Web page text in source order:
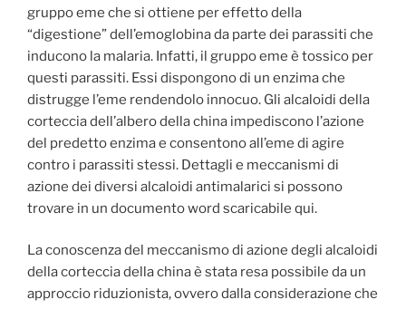
gruppo eme che si ottiene per effetto della
“digestione” dell’emoglobina da parte dei parassiti che
inducono la malaria. Infatti, il gruppo eme è tossico per
questi parassiti. Essi dispongono di un enzima che
distrugge l’eme rendendolo innocuo. Gli alcaloidi della
corteccia dell’albero della china impediscono l’azione
del predetto enzima e consentono all’eme di agire
contro i parassiti stessi. Dettagli e meccanismi di
azione dei diversi alcaloidi antimalarici si possono
trovare in un documento word scaricabile qui.
La conoscenza del meccanismo di azione degli alcaloidi
della corteccia della china è stata resa possibile da un
approccio riduzionista, ovvero dalla considerazione che